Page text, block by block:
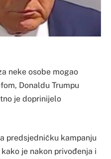
neke osobe mogao
Donaldu Trumpu
je doprinijelo
predsjedničku kampanju
je nakon privođenja i